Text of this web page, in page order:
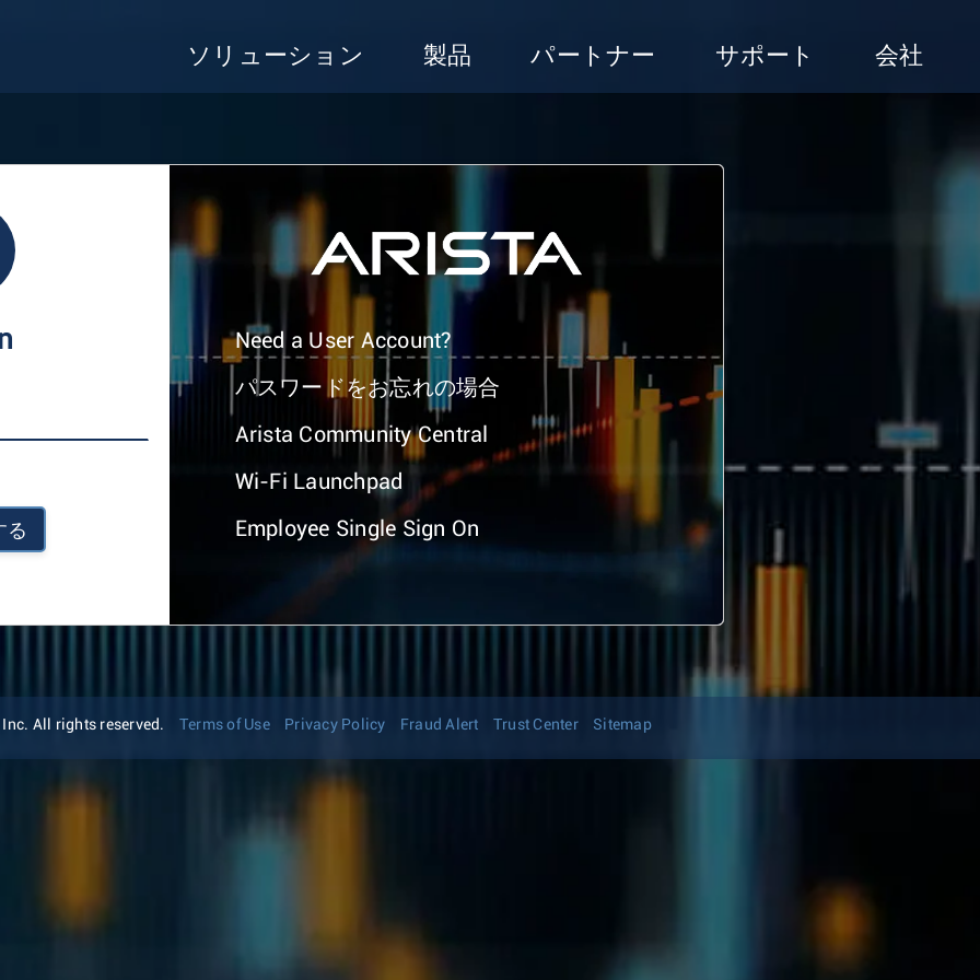
ソリューション 製品 パートナー サポート 会社
る
Need a User Account?
パスワードをお忘れの場合
Arista Community Central
Wi-Fi Launchpad
Employee Single Sign On
All rights reserved. Terms of Use Privacy Policy Fraud Alert Trust Center Sitemap